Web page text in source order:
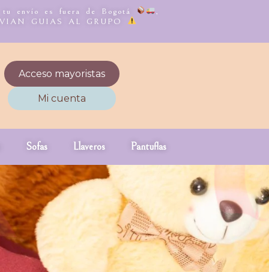
envío es fuera de Bogotá
,
GUIAS AL GRUPO
Acceso mayoristas
Mi cuenta
Sofas Llaveros Pantuflas